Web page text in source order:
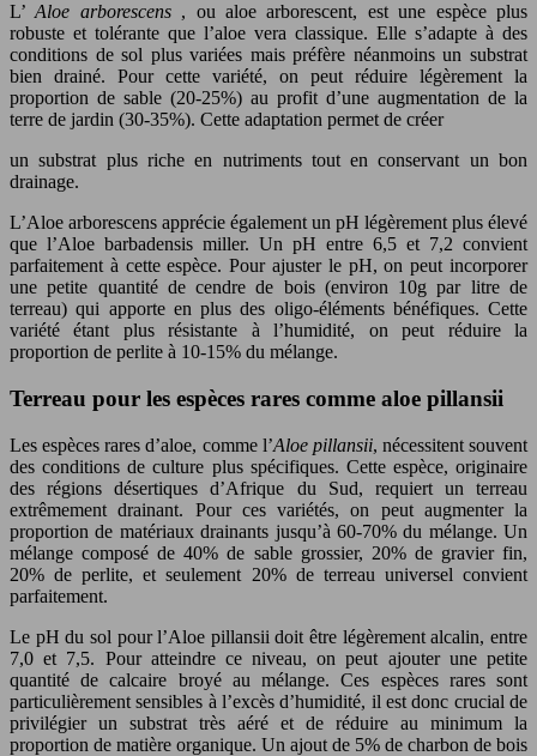
L’Aloe arborescens , ou aloe arborescent, est une espèce plus
robuste et tolérante que l’aloe vera classique. Elle s’adapte à des
conditions de sol plus variées mais préfère néanmoins un substrat
bien drainé. Pour cette variété, on peut réduire légèrement la
proportion de sable (20-25%) au profit d’une augmentation de la
terre de jardin (30-35%). Cette adaptation permet de créer
un substrat plus riche en nutriments tout en conservant un bon
drainage.
L’Aloe arborescens apprécie également un pH légèrement plus élevé
que l’Aloe barbadensis miller. Un pH entre 6,5 et 7,2 convient
parfaitement à cette espèce. Pour ajuster le pH, on peut incorporer
une petite quantité de cendre de bois (environ 10g par litre de
terreau) qui apporte en plus des oligo-éléments bénéfiques. Cette
variété étant plus résistante à l’humidité, on peut réduire la
proportion de perlite à 10-15% du mélange.
Terreau pour les espèces rares comme aloe pillansii
Les espèces rares d’aloe, comme l’Aloe pillansii, nécessitent souvent
des conditions de culture plus spécifiques. Cette espèce, originaire
des régions désertiques d’Afrique du Sud, requiert un terreau
extrêmement drainant. Pour ces variétés, on peut augmenter la
proportion de matériaux drainants jusqu’à 60-70% du mélange. Un
mélange composé de 40% de sable grossier, 20% de gravier fin,
20% de perlite, et seulement 20% de terreau universel convient
parfaitement.
Le pH du sol pour l’Aloe pillansii doit être légèrement alcalin, entre
7,0 et 7,5. Pour atteindre ce niveau, on peut ajouter une petite
quantité de calcaire broyé au mélange. Ces espèces rares sont
particulièrement sensibles à l’excès d’humidité, il est donc crucial de
privilégier un substrat très aéré et de réduire au minimum la
proportion de matière organique. Un ajout de 5% de charbon de bois